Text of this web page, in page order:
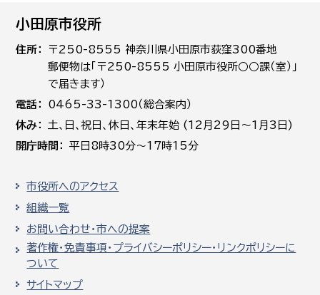
小田原市役所
住所
〒250-8555 神奈川県小田原市荻窪300番地
郵便物は「〒250-8555 小田原市役所○○課（室）」
で届きます）
電話
0465-33-1300（総合案内）
休み
土､日､祝日、休日、年末年始 (12月29日～1月3日)
開庁時間
平日8時30分～17時15分
市役所へのアクセス
組織一覧
お問い合わせ・市への提案
著作権・免責事項・プライバシーポリシー・リンクポリシーに
ついて
サイトマップ